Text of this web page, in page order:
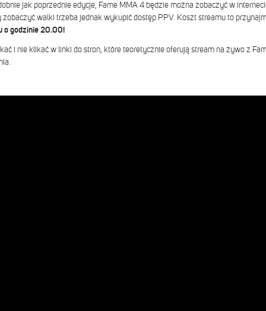
jak poprzednie edycje, Fame MMA 4 będzie można zobaczyć w
zobaczyć walki trzeba jednak wykupić dostęp PPV. Koszt streamu to
o godzinie 20.00!
i nie klikać w linki do stron, które teoretycznie oferują stream na żywo z